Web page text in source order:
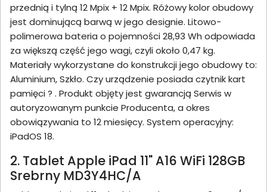
przednią i tylną 12 Mpix + 12 Mpix. Różowy kolor obudowy
jest dominującą barwą w jego designie. Litowo-
polimerowa bateria o pojemności 28,93 Wh odpowiada
za większą część jego wagi, czyli około 0,47 kg.
Materiały wykorzystane do konstrukcji jego obudowy to:
Aluminium, Szkło. Czy urządzenie posiada czytnik kart
pamięci ? . Produkt objęty jest gwarancją Serwis w
autoryzowanym punkcie Producenta, a okres
obowiązywania to 12 miesięcy. System operacyjny:
iPadOS 18.
2. Tablet Apple iPad 11" A16 WiFi 128GB
Srebrny MD3Y4HC/A